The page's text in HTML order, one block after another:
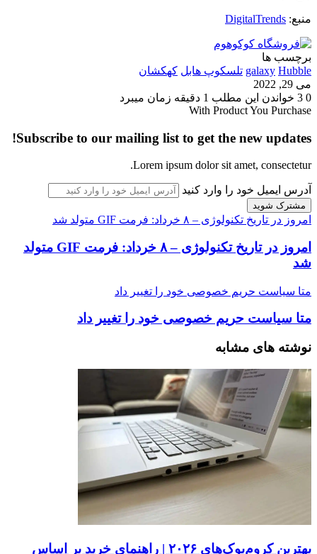
منبع: DigitalTrends
برچسب ها
galaxy Hubble تلسکوپ هابل کهکشان
می 29, 2022
0
خواندن این مطلب 1 دقیقه زمان میبرد
With Product You Purchase
Subscribe to our mailing list to get the new updates!
Lorem ipsum dolor sit amet, consectetur.
آدرس ایمیل خود را وارد کنید
امروز در تاریخ تکنولوژی – ۸ خرداد: فرمت GIF متولد شد
امروز در تاریخ تکنولوژی – ۸ خرداد: فرمت GIF متولد
شد
متا سیاست حریم خصوصی خود را تغییر داد
متا سیاست حریم خصوصی خود را تغییر داد
نوشته های مشابه
بهترین کروم‌بوک‌های ۲۰۲۶ | راهنمای خرید بر اساس